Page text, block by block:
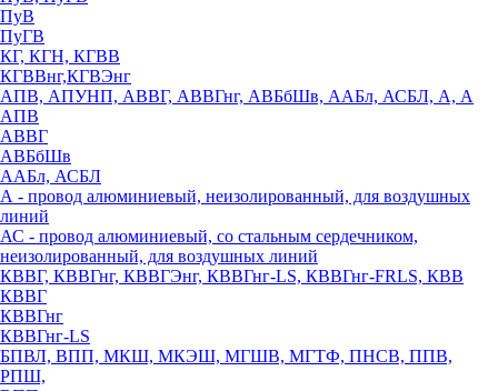
ПуВ
ПуГВ
КГ, КГН, КГВВ
КГВВнг,КГВЭнг
АПВ, АПУНП, АВВГ, АВВГнг, АВБбШв, ААБл, АСБЛ, А, А
АПВ
АВВГ
АВБбШв
ААБл, АСБЛ
А - провод алюминиевый, неизолированный, для воздушных
линий
АС - провод алюминиевый, со стальным сердечником,
неизолированный, для воздушных линий
КВВГ, КВВГнг, КВВГЭнг, КВВГнг-LS, КВВГнг-FRLS, КВВ
КВВГ
КВВГнг
КВВГнг-LS
БПВЛ, ВПП, МКШ, МКЭШ, МГШВ, МГТФ, ПНСВ, ППВ,
РПШ,